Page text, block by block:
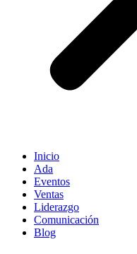
Inicio
Ada
Eventos
Ventas
Liderazgo
Comunicación
Blog